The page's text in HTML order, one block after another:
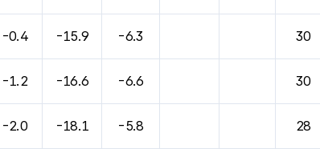
-0.4 -15.9 -6.3 30
-1.2 -16.6 -6.6 30
-2.0 -18.1 -5.8 28